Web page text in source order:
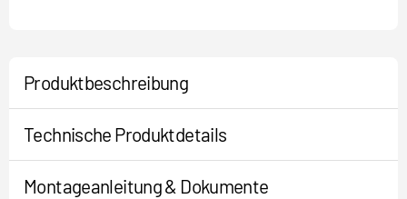
Produktbeschreibung
Technische Produktdetails
Montageanleitung & Dokumente